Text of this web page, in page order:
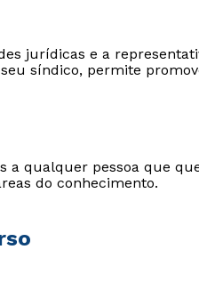
jurídicas e a
síndico, permite
a qualquer pessoa que
do conhecimento.